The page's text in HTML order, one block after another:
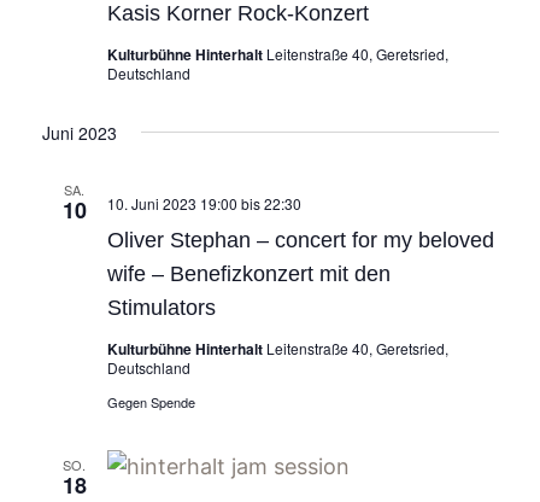
Kasis Korner Rock-Konzert
Kulturbühne Hinterhalt Leitenstraße 40, Geretsried,
Deutschland
Juni 2023
SA.
10
Oliver Stephan – concert for my beloved
wife – Benefizkonzert mit den
Stimulators
10. Juni 2023 19:00 bis22:30
Kulturbühne Hinterhalt Leitenstraße 40, Geretsried,
Deutschland
Gegen Spende
SO.
18